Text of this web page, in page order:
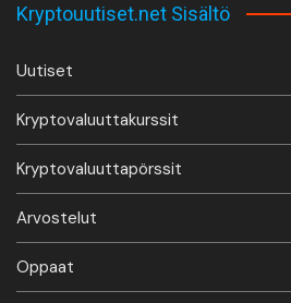
Kryptouutiset.net Sisältö
Uutiset
Kryptovaluuttakurssit
Kryptovaluuttapörssit
Arvostelut
Oppaat